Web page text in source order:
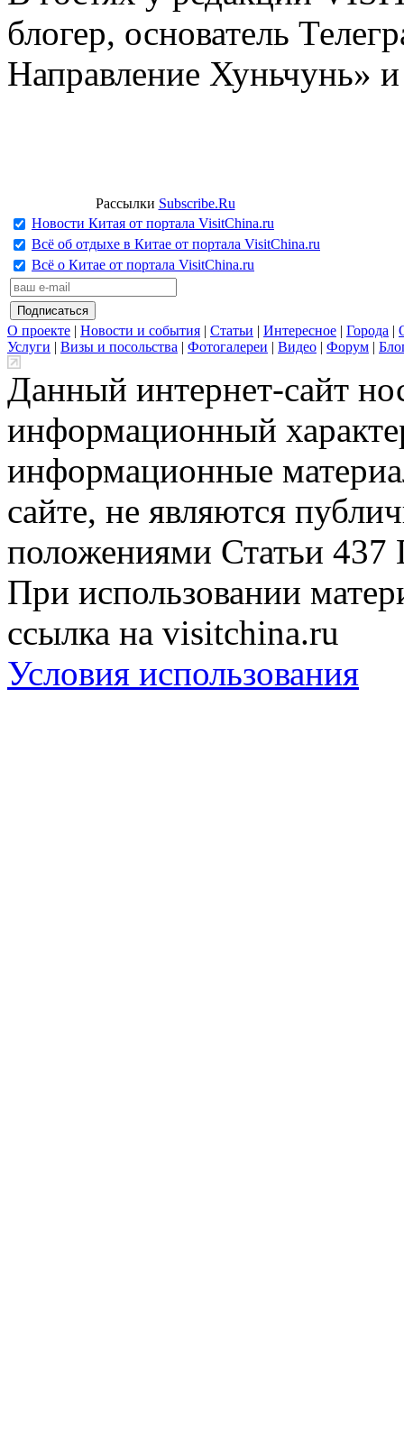
блогер, основатель
Направление Хуньчунь»
Рассылки Subscribe.Ru
Новости Китая от портала VisitChina.ru
Всё об отдыхе в Китае от портала VisitChina.ru
Всё о Китае от портала VisitChina.ru
О проекте | Новости и события | Статьи | Интересное | Города |
Услуги | Визы и посольства | Фотогалереи | Видео | Форум |
Данный интернет-сайт
информационный
информационные
сайте, не являются
положениями Статьи 437
При использовании
ссылка на visitchina.ru
Условия использования